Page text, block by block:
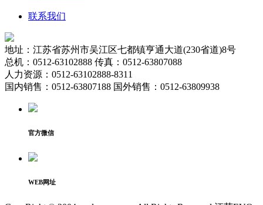
联系我们
地址：江苏省苏州市吴江区七都镇亨通大道(230省道)8号
总机：0512-63102888 传真：0512-63807088
人力资源：0512-63102888-8311
国内销售：0512-63807188 国外销售：0512-63809938
官方微信
WEB网址